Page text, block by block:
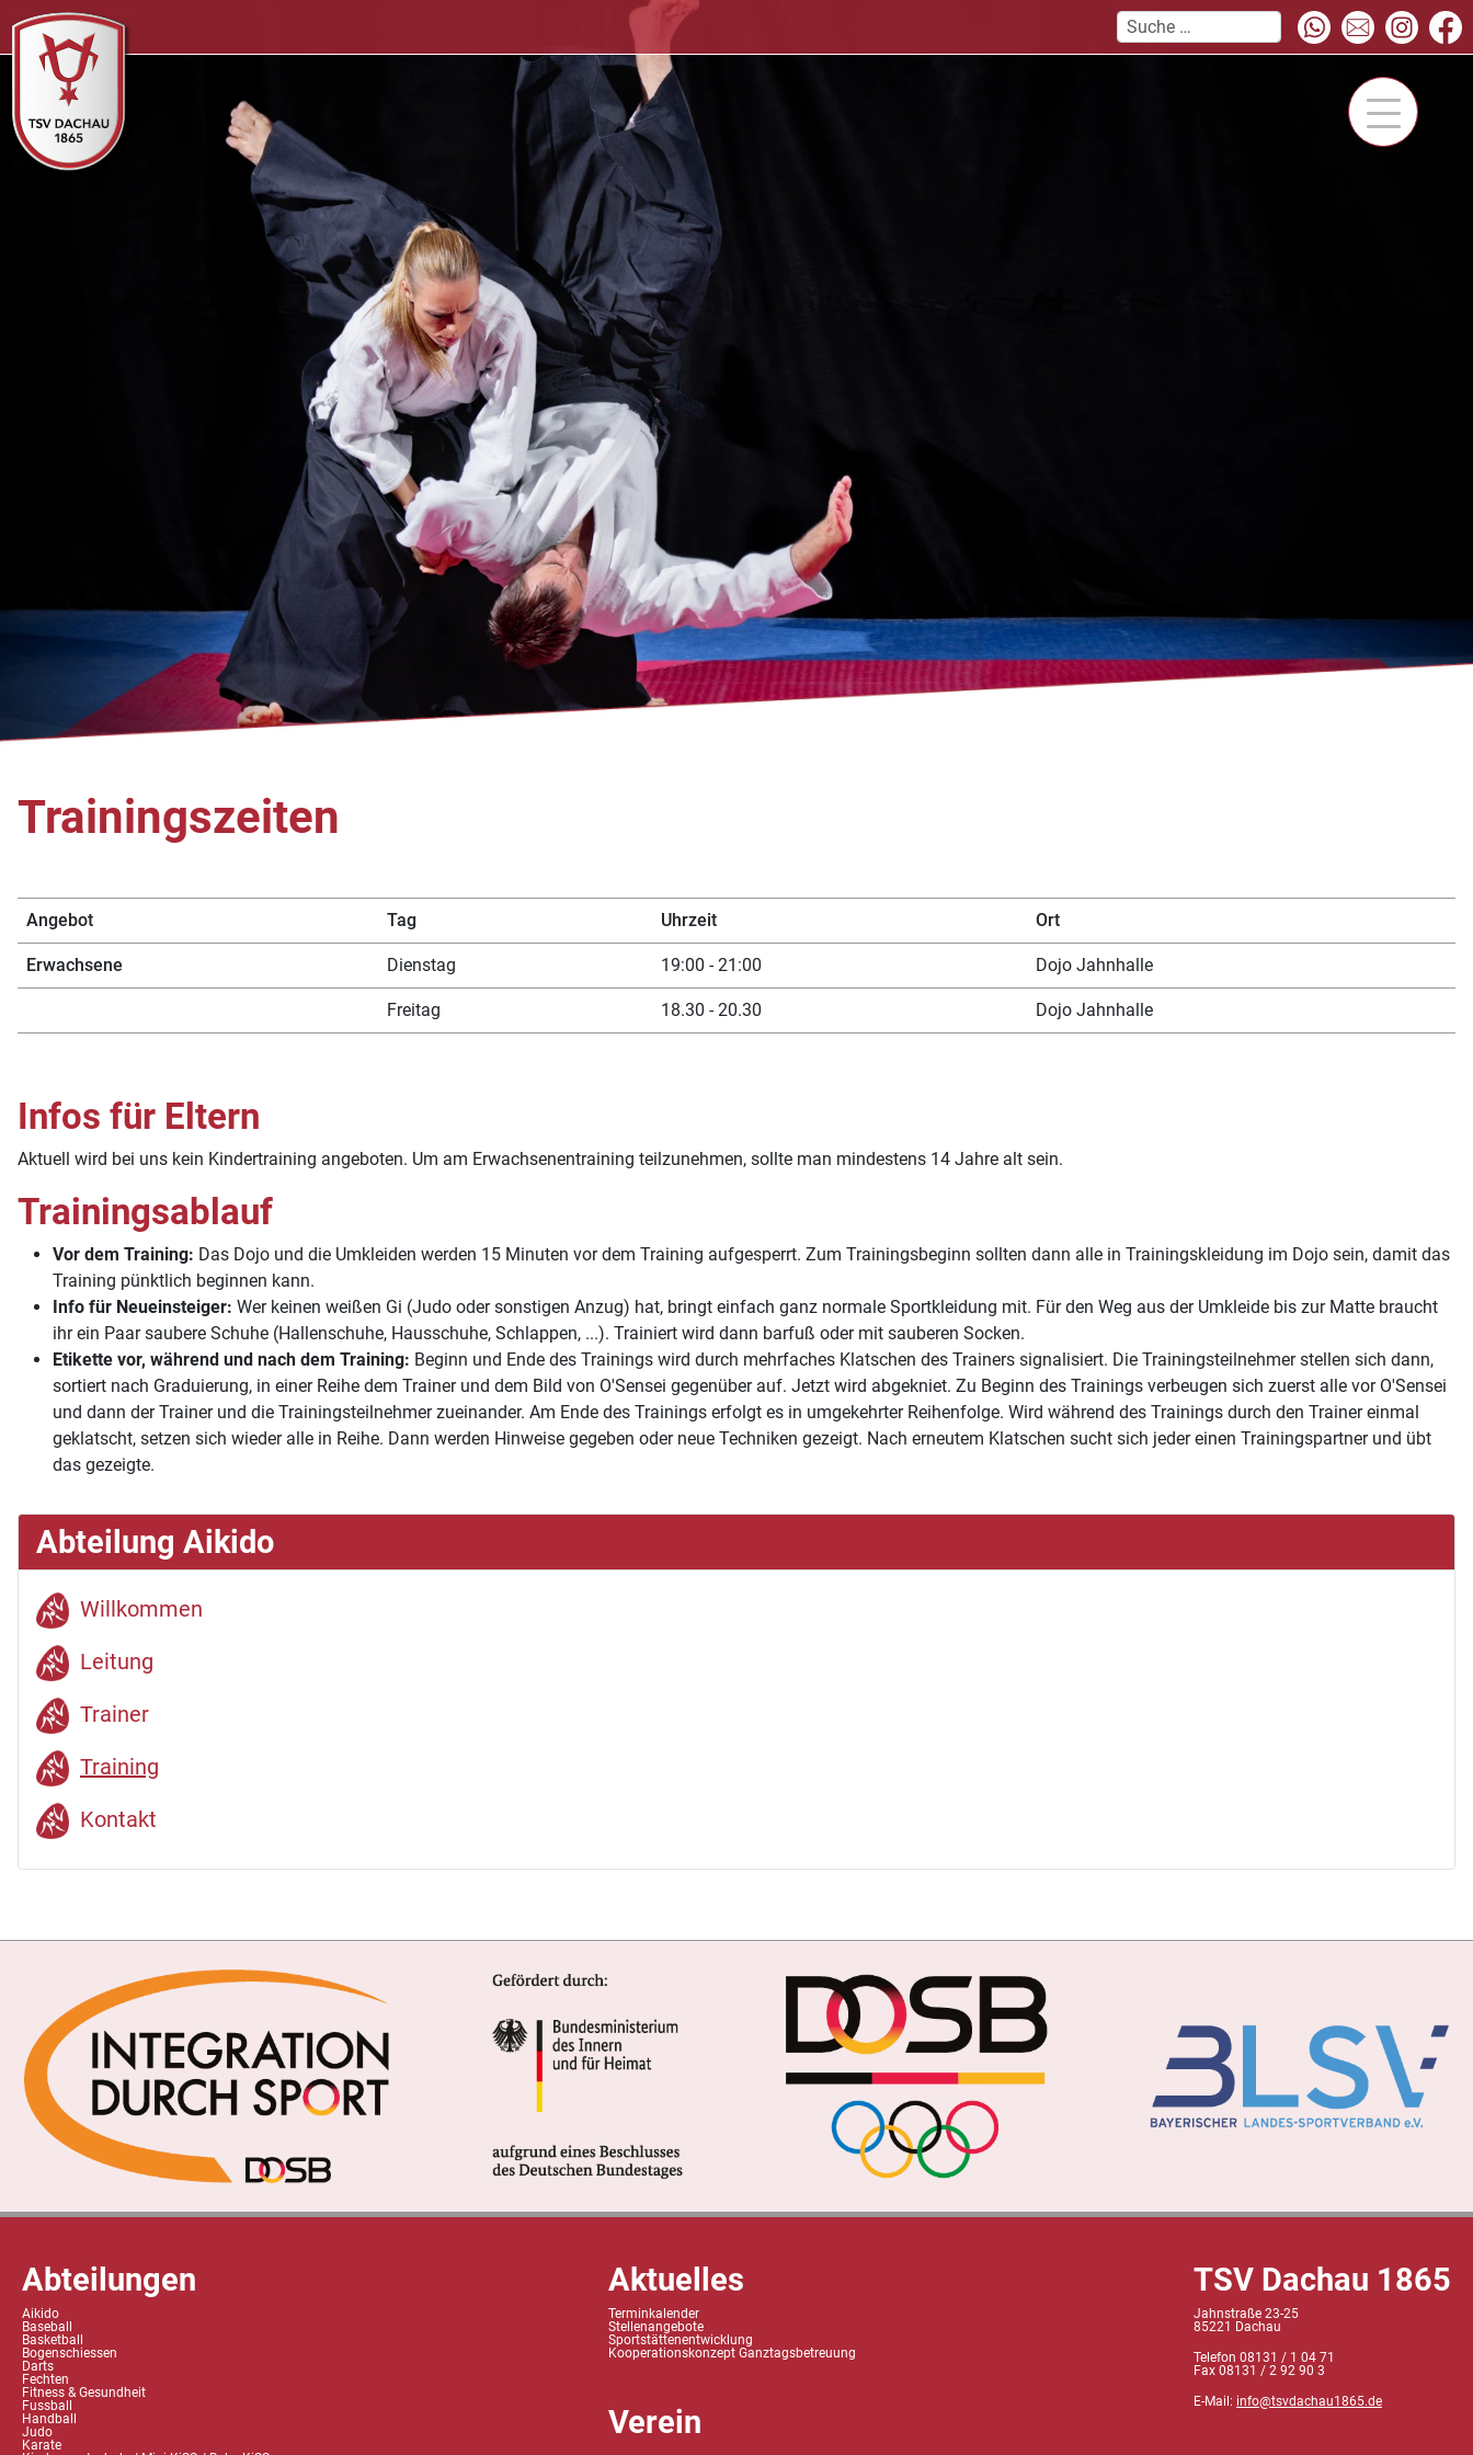
Abteilung Aikido
Willkommen
Leitung
Trainer
Training
Kontakt
Trainingszeiten
Angebot Tag Uhrzeit Ort
Erwachsene Dienstag 19:00 - 21:00 Dojo Jahnhalle
Freitag 18.30 - 20.30 Dojo Jahnhalle
Infos für Eltern
Aktuell wird bei uns kein Kindertraining angeboten. Um am Erwachsenentraining teilzunehmen, sollte man mindestens 14 Jahre alt sein.
Trainingsablauf
Vor dem Training: Das Dojo und die Umkleiden werden 15 Minuten vor dem Training aufgesperrt. Zum Trainingsbeginn sollten dann alle in Trainingskleidung im Dojo sein, damit das
Training pünktlich beginnen kann.
Info für Neueinsteiger: Wer keinen weißen Gi (Judo oder sonstigen Anzug) hat, bringt einfach ganz normale Sportkleidung mit. Für den Weg aus der Umkleide bis zur Matte braucht
ihr ein Paar saubere Schuhe (Hallenschuhe, Hausschuhe, Schlappen, ...). Trainiert wird dann barfuß oder mit sauberen Socken.
Etikette vor, während und nach dem Training: Beginn und Ende des Trainings wird durch mehrfaches Klatschen des Trainers signalisiert. Die Trainingsteilnehmer stellen sich dann,
sortiert nach Graduierung, in einer Reihe dem Trainer und dem Bild von O'Sensei gegenüber auf. Jetzt wird abgekniet. Zu Beginn des Trainings verbeugen sich zuerst alle vor O'Sensei
und dann der Trainer und die Trainingsteilnehmer zueinander. Am Ende des Trainings erfolgt es in umgekehrter Reihenfolge. Wird während des Trainings durch den Trainer einmal
geklatscht, setzen sich wieder alle in Reihe. Dann werden Hinweise gegeben oder neue Techniken gezeigt. Nach erneutem Klatschen sucht sich jeder einen Trainingspartner und übt
das gezeigte.
Abteilungen
Aikido
Baseball
Basketball
Bogenschiessen
Darts
Fechten
Fitness & Gesundheit
Fussball
Handball
Judo
Karate
Aktuelles
Terminkalender
Stellenangebote
Sportstättenentwicklung
Kooperationskonzept Ganztagsbetreuung
Verein
TSV Dachau 1865
Jahnstraße 23-25
85221 Dachau
Telefon 08131 / 1 04 71
Fax 08131 / 2 92 90 3
E-Mail: info@tsvdachau1865.de